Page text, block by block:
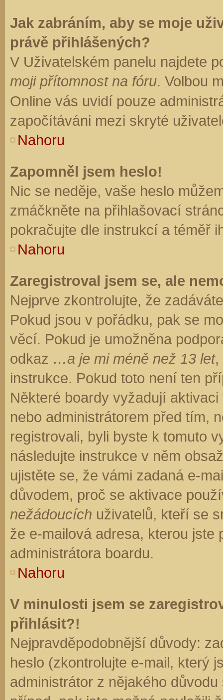
Jak zabráním, aby se moje
právě přihlášených?
V Uživatelském panelu najdete
moji přítomnost na fóru. Volbou
Online vás uvidí pouze
započítáváni mezi skryté
Nahoru
Zapomněl jsem heslo!
Nic se neděje, vaše heslo
zmáčkněte na přihlašovací
pokračujte dle instrukcí a téměř
Nahoru
Zaregistroval jsem se, ale
Nejprve zkontrolujte, že
Pokud jsou v pořádku, pak se
věcí. Pokud je umožněna
odkaz …a je mi méně než 13 let,
instrukce. Pokud toto není ten
Některé boardy vyžadují
nebo administrátorem před tím,
registrovali, byli byste k tomuto
následujte instrukce v něm
ujistěte se, že vámi zadaná e-
důvodem, proč se aktivace
nežádoucích uživatelů, kteří se
že e-mailová adresa, kterou jste
administrátora boardu.
Nahoru
V minulosti jsem se
přihlásit?!
Nejpravděpodobnější důvody:
heslo (zkontrolujte e-mail, který
administrátor z nějakého